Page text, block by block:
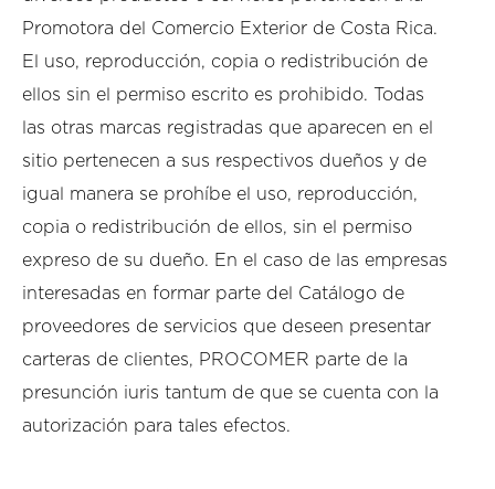
Promotora del Comercio Exterior de Costa Rica.
El uso, reproducción, copia o redistribución de
ellos sin el permiso escrito es prohibido. Todas
las otras marcas registradas que aparecen en el
sitio pertenecen a sus respectivos dueños y de
igual manera se prohíbe el uso, reproducción,
copia o redistribución de ellos, sin el permiso
expreso de su dueño. En el caso de las empresas
interesadas en formar parte del Catálogo de
proveedores de servicios que deseen presentar
carteras de clientes, PROCOMER parte de la
presunción iuris tantum de que se cuenta con la
autorización para tales efectos.